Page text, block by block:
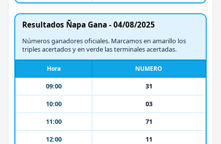
Resultados Ñapa Gana - 04/08/2025
Números ganadores oficiales. Marcamos en amarillo los
triples acertados y en verde las terminales acertadas.
Hora NUMERO
09:00
31
10:00
03
11:00
71
12:00
11